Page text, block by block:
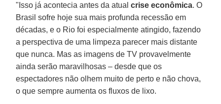
"Isso já acontecia antes da atualcrise econômica. O
Brasil sofre hoje sua mais profunda recessão em
décadas, e o Rio foi especialmente atingido, fazendo
a perspectiva de uma limpeza parecer mais distante
que nunca. Mas as imagens de TV provavelmente
ainda serão maravilhosas – desde que os
espectadores não olhem muito de perto e não chova,
o que sempre aumenta os fluxos de lixo.